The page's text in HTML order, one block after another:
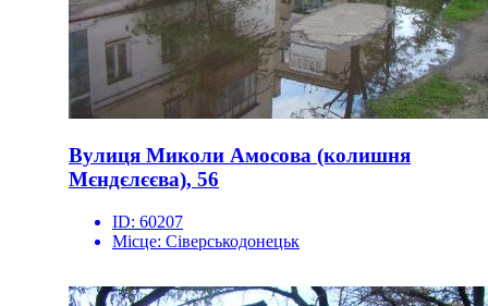
Вулиця Миколи Амосова (колишня
Мєндєлєєва), 56
ID: 60207
Місце: Сіверськодонецьк